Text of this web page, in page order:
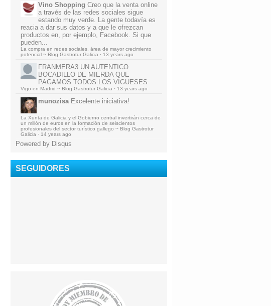
Vino Shopping Creo que la venta online
a través de las redes sociales sigue
estando muy verde. La gente todavía es
reacia a dar sus datos y a que le ofrezcan
productos en, por ejemplo, Facebook. Si que
pueden...
La compra en redes sociales, área de mayor crecimiento
potencial ~ Blog Gastrotur Galicia · 13 years ago
FRANMERA3 UN AUTENTICO
BOCADILLO DE MIERDA QUE
PAGAMOS TODOS LOS VIGUESES
Vigo en Madrid ~ Blog Gastrotur Galicia · 13 years ago
munozisa Excelente iniciativa!
La Xunta de Galicia y el Gobierno central invertirán cerca de
un millón de euros en la formación de seiscientos
profesionales del sector turístico gallego ~ Blog Gastrotur
Galicia · 14 years ago
Powered by Disqus
SEGUIDORES